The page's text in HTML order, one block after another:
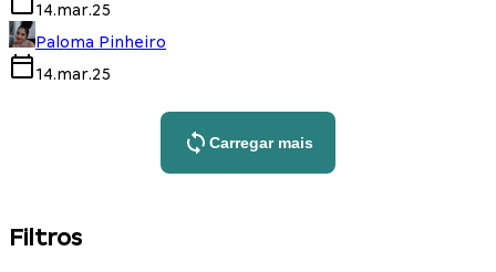
14.mar.25
Paloma Pinheiro
14.mar.25
Carregar mais
Filtros